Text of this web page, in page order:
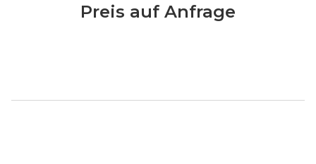
Preis auf Anfrage